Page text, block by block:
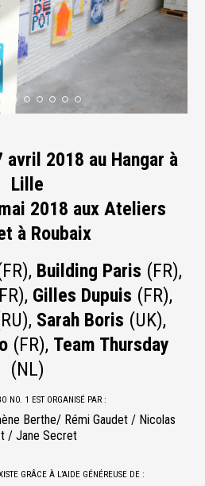
2018 au Hangar à
Lille
2018 aux Ateliers
à Roubaix
Building Paris (FR),
Gilles Dupuis (FR),
Sarah Boris (UK),
(FR), Team Thursday
(NL)
NO. 1 EST ORGANISÉ PAR :
Berthe/ Rémi Gaudet / Nicolas
/ Jane Secret
GRÂCE À L’AIDE GÉNÉREUSE DE :